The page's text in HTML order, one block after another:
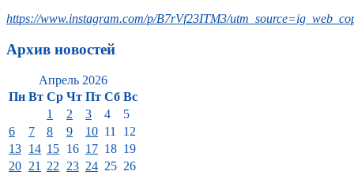
https://www.instagram.com/p/B7rVf23ITM3/
Архив новостей
Апрель 2026
Пн Вт Ср Чт Пт Сб Вс
1 2 3 4
5
6
7 8 9 10 11
12
13 14 15 16 17 18 19
20 21 22 23 24 25 26